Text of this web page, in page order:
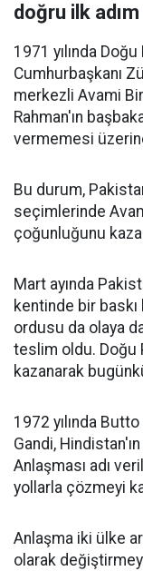
doğru ilk adım
1971 yılında
Cumhurbaşkanı
merkezli Avami
Rahman'ın
vermemesi
Bu durum,
seçimlerinde
çoğunluğunu
Mart ayında
kentinde bir baskı
ordusu da olaya
teslim oldu. Doğu
kazanarak
1972 yılında
Gandi,
Anlaşması adı
yollarla çözmeyi
Anlaşma iki ülke
olarak